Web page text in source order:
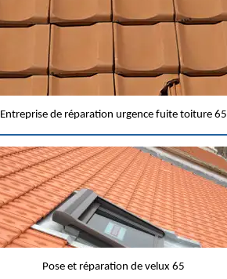
Entreprise de réparation urgence fuite toiture 65
Pose et réparation de velux 65